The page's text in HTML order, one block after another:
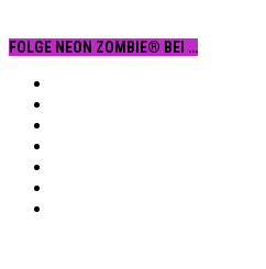
FOLGE NEON ZOMBIE® BEI …